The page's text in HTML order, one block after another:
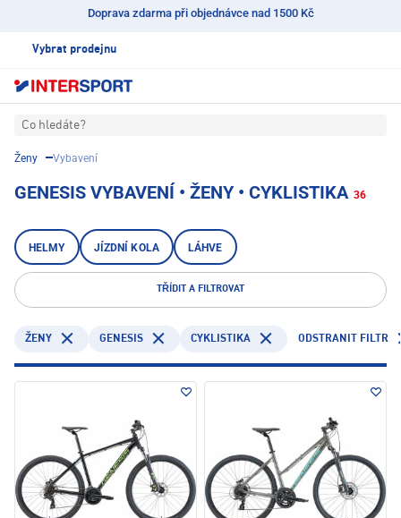
Doprava zdarma při objednávce nad 1500 Kč
Vybrat prodejnu
Co hledáte?
Ženy Vybavení
GENESIS VYBAVENÍ • ŽENY • CYKLISTIKA 36
HELMY JÍZDNÍ KOLA LÁHVE
TŘÍDIT A FILTROVAT
ŽENY GENESIS CYKLISTIKA ODSTRANIT FILTR